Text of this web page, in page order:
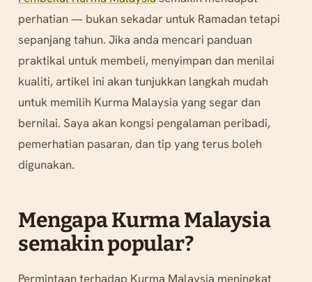
perhatian — bukan sekadar untuk Ramadan tetapi
sepanjang tahun. Jika anda mencari panduan
praktikal untuk membeli, menyimpan dan menilai
kualiti, artikel ini akan tunjukkan langkah mudah
untuk memilih Kurma Malaysia yang segar dan
bernilai. Saya akan kongsi pengalaman peribadi,
pemerhatian pasaran, dan tip yang terus boleh
digunakan.
Mengapa Kurma Malaysia
semakin popular?
Permintaan terhadap Kurma Malaysia meningkat